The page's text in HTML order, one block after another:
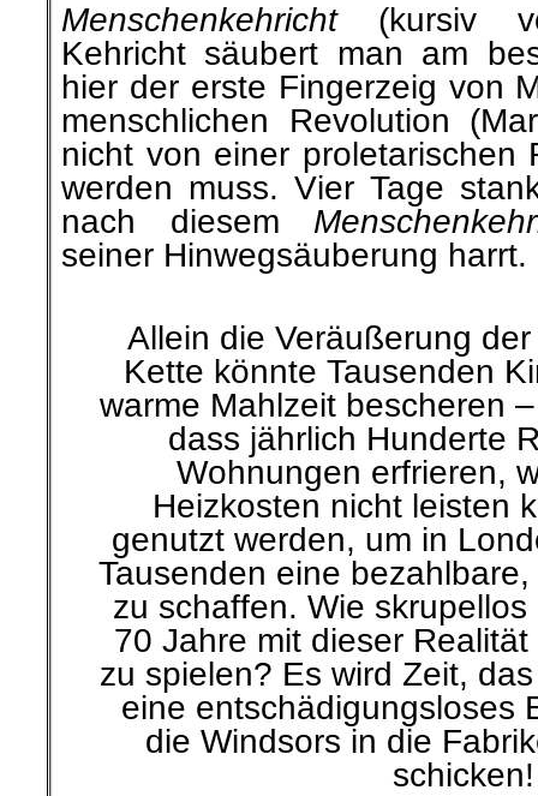
Menschenkehricht(kursiv
Kehricht säubert man am
hier der erste Fingerzeig von
menschlichen Revolution
nicht von einer proletarischen
werden muss. Vier Tage
nach diesem
seiner Hinwegsäuberung harrt.
Allein die Veräußerung
Kette könnte Tausenden
warme Mahlzeit bescheren
dass jährlich Hunderte
Wohnungen erfrieren,
Heizkosten nicht leisten
genutzt werden, um in
Tausenden eine
zu schaffen. Wie
70 Jahre mit dieser
zu spielen? Es wird Zeit,
eine entschädigungsloses
die Windsors in die
schicken!